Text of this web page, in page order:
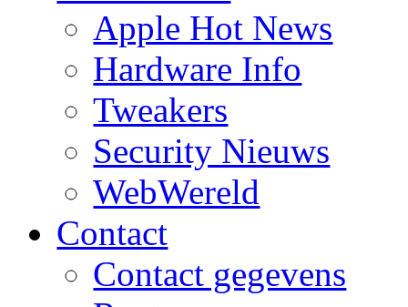
Apple Hot News
Hardware Info
Tweakers
Security Nieuws
WebWereld
Contact
Contact gegevens